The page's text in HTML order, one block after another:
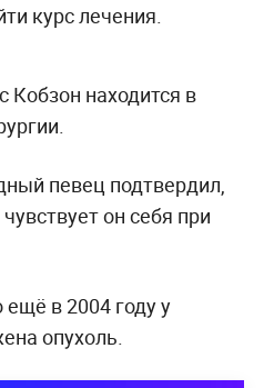
курс лечения.
Кобзон находится в
певец подтвердил,
он себя при
в 2004 году у
опухоль.